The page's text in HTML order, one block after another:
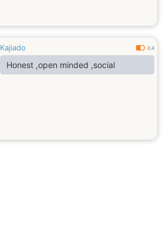
Kajiado 0.4
Honest ,open minded ,social